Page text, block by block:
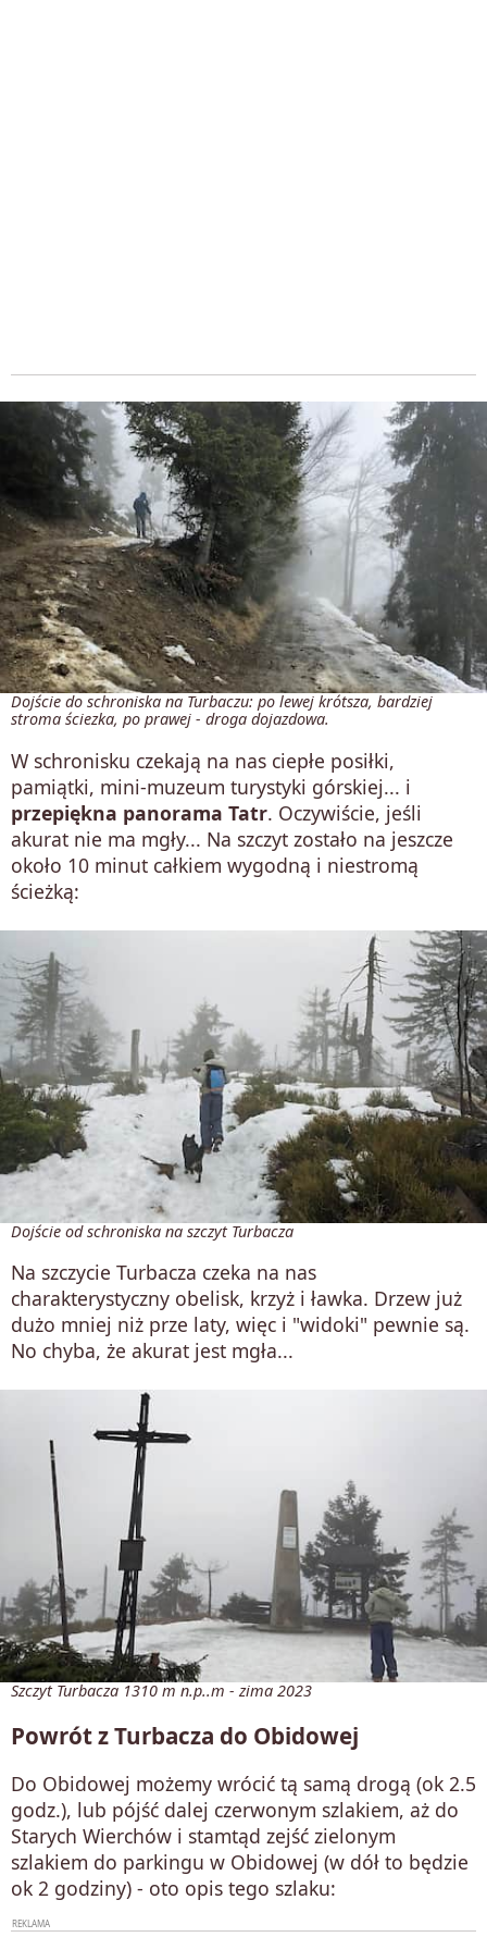
Dojście do schroniska na Turbaczu: po lewej krótsza, bardziej
stroma ściezka, po prawej - droga dojazdowa.
W schronisku czekają na nas ciepłe posiłki,
pamiątki, mini-muzeum turystyki górskiej... i
przepiękna panorama Tatr. Oczywiście, jeśli
akurat nie ma mgły... Na szczyt zostało na jeszcze
około 10 minut całkiem wygodną i niestromą
ścieżką:
Dojście od schroniska na szczyt Turbacza
Na szczycie Turbacza czeka na nas
charakterystyczny obelisk, krzyż i ławka. Drzew już
dużo mniej niż prze laty, więc i "widoki" pewnie są.
No chyba, że akurat jest mgła...
Szczyt Turbacza 1310 m n.p..m - zima 2023
Powrót z Turbacza do Obidowej
Do Obidowej możemy wrócić tą samą drogą (ok 2.5
godz.), lub pójść dalej czerwonym szlakiem, aż do
Starych Wierchów i stamtąd zejść zielonym
szlakiem do parkingu w Obidowej (w dół to będzie
ok 2 godziny) - oto opis tego szlaku: